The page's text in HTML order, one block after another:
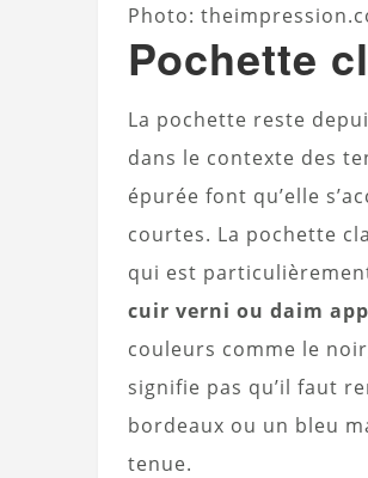
Photo:
Pochette
La pochette reste
dans le contexte des
épurée font qu’elle
courtes. La pochette
qui est
cuir verni ou daim
couleurs comme le
signifie pas qu’il faut
bordeaux ou un bleu
tenue.